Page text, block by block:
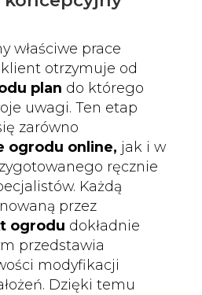
właściwe prace
otrzymuje od
plan do którego
uwagi. Ten etap
zarówno
ogrodu online, jak i w
ręcznie
Każdą
przez
ogrodu dokładnie
przedstawia
modyfikacji
Dzięki temu